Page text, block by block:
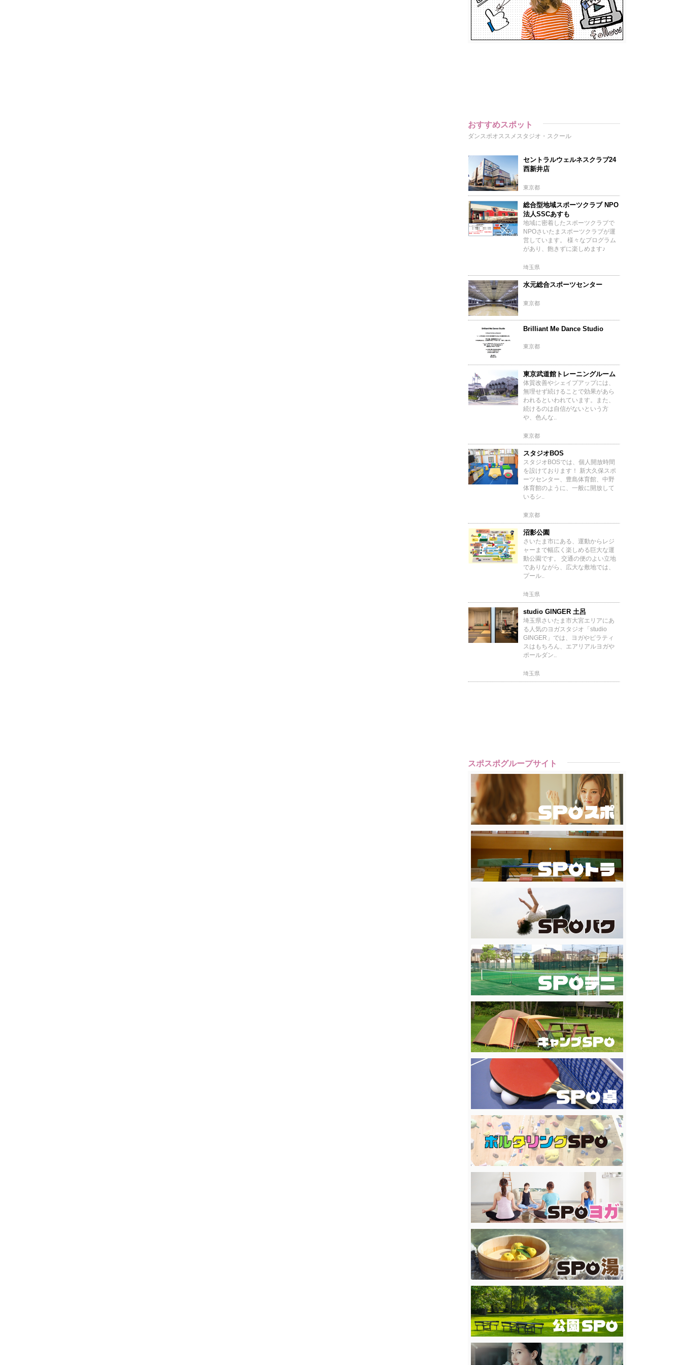
おすすめスポット
ダンスポオススメスタジオ・スクール
セントラルウェルネスクラブ24
西新井店
東京都
総合型地域スポーツクラブ NPO
法人SSCあすも
地域に密着したスポーツクラブで
NPOさいたまスポーツクラブが運
営しています。 様々なプログラム
があり、飽きずに楽しめます♪
埼玉県
水元総合スポーツセンター
東京都
Brilliant Me Dance Studio
東京都
東京武道館トレーニングルーム
体質改善やシェイプアップには、
無理せず続けることで効果があら
われるといわれています。また、
続けるのは自信がないという方
や、色んな..
東京都
スタジオBOS
スタジオBOSでは、個人開放時間
を設けております！ 新大久保スポ
ーツセンター、豊島体育館、中野
体育館のように、一般に開放して
いるシ..
東京都
沼影公園
さいたま市にある、運動からレジ
ャーまで幅広く楽しめる巨大な運
動公園です。 交通の便のよい立地
でありながら、広大な敷地では、
プール..
埼玉県
studio GINGER 土呂
埼玉県さいたま市大宮エリアにあ
る人気のヨガスタジオ「studio
GINGER」では、ヨガやピラティ
スはもちろん、エアリアルヨガや
ポールダン..
埼玉県
スポスポグループサイト